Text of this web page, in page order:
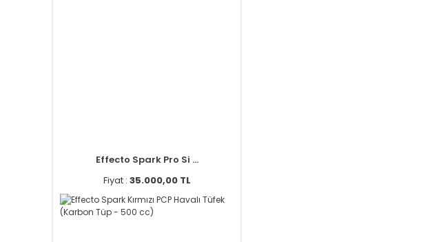
Effecto Spark Pro Si ...
Fiyat : 35.000,00 TL